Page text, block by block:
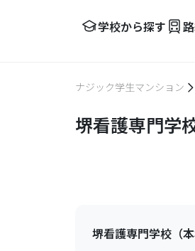
学校から探す
ナジック学生マンション
堺看護専門学
堺看護専門学校（本